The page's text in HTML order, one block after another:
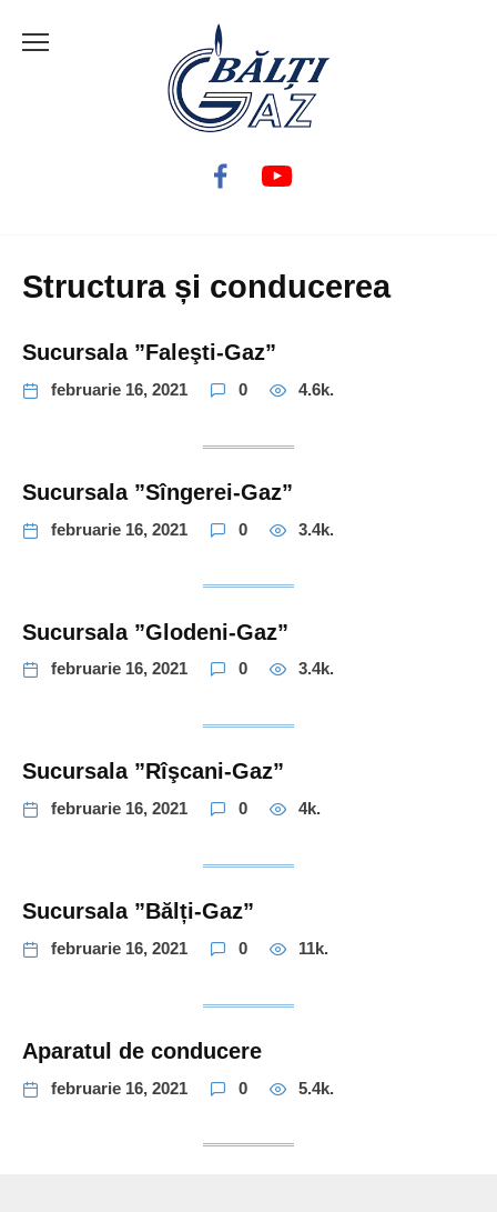
Structura și conducerea
Sucursala ”Faleşti-Gaz”
februarie 16, 2021 0 4.6k.
Sucursala ”Sîngerei-Gaz”
februarie 16, 2021 0 3.4k.
Sucursala ”Glodeni-Gaz”
februarie 16, 2021 0 3.4k.
Sucursala ”Rîşcani-Gaz”
februarie 16, 2021 0 4k.
Sucursala ”Bălți-Gaz”
februarie 16, 2021 0 11k.
Aparatul de conducere
februarie 16, 2021 0 5.4k.